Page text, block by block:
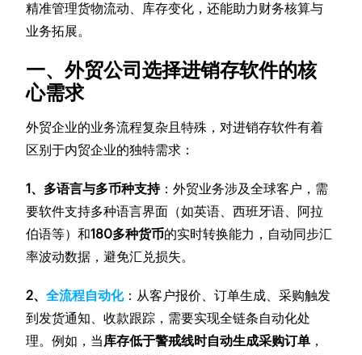
精准管理货物流动、库存变化，还能助力财务核算与
业务拓展。
一、外贸公司选择进销存软件的核
心需求
外贸企业的业务流程复杂且特殊，对进销存软件有着
区别于内贸企业的独特需求：
1、多语言与多币种支持：外贸业务涉及全球客户，需
要软件支持多种语言界面（如英语、西班牙语、阿拉
伯语等）和180多种货币的实时转换能力，自动同步汇
率波动数据，避免汇兑损失。
2、全流程自动化：从客户报价、订单生成、采购触发
到发货通知、收款跟踪，需要实现全链条自动化处
理。例如，当库存低于警戒线时自动生成采购订单 ，